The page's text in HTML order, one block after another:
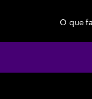
O que